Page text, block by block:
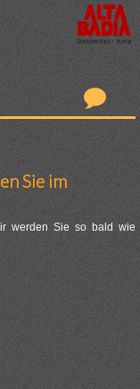
Sie im
werden Sie so bald wie